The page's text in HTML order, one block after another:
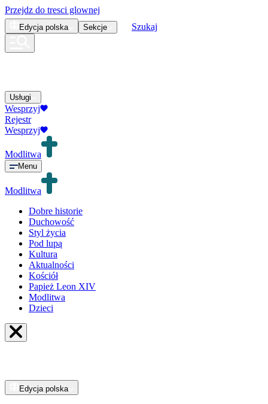
Przejdz do tresci glownej
Edycja polska Sekcje Szukaj
Usługi
Wesprzyj
Rejestr
Wesprzyj
Modlitwa
Menu
Modlitwa
Dobre historie
Duchowość
Styl życia
Pod lupą
Kultura
Aktualności
Kościół
Papież Leon XIV
Modlitwa
Dzieci
Edycja polska